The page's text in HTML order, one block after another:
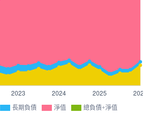
長期負債 淨值 總負債+淨值